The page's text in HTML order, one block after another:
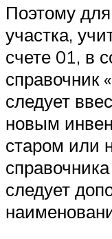
Поэтому
участка,
счете 01, в
справочник
следует
новым
старом или
следует